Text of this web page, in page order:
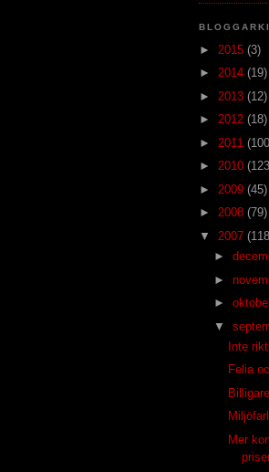
► 2015 (3)
► 2014 (19)
► 2013 (12)
► 2012 (18)
► 2011
► 2010
► 2009 (45)
► 2008 (79)
▼ 2007
►
►
►
▼
Inte
Felia
Mer